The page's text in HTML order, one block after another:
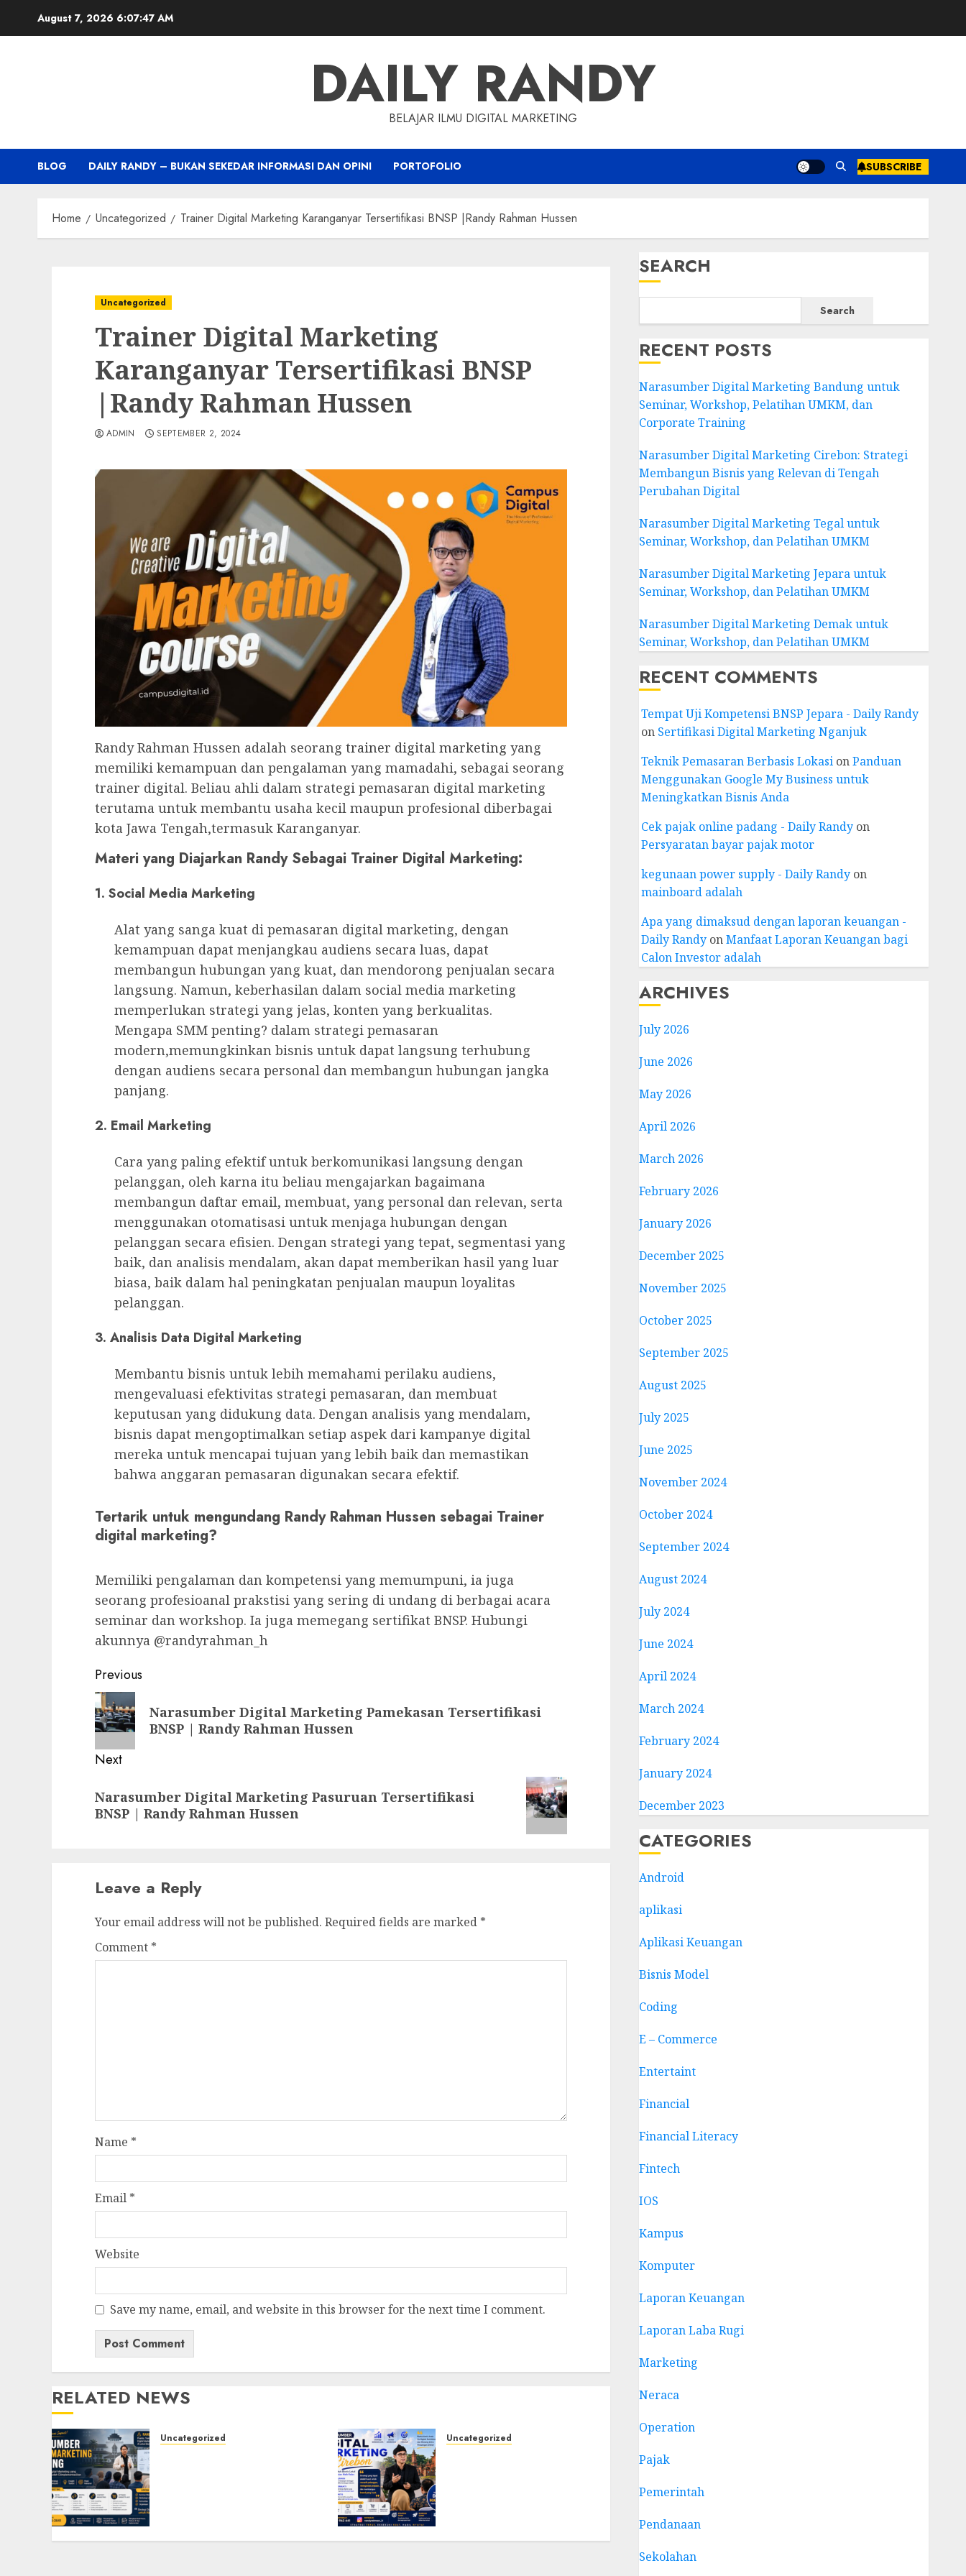
August 7, 2026 6:07:47 AM
DAILY RANDY
BELAJAR ILMU DIGITAL MARKETING
BLOG DAILY RANDY – BUKAN SEKEDAR INFORMASI DAN OPINI PORTOFOLIO SUBSCRIBE
Home Uncategorized Trainer Digital Marketing Karanganyar Tersertifikasi BNSP |Randy Rahman Hussen
Uncategorized
Trainer Digital Marketing
Karanganyar Tersertifikasi BNSP
|Randy Rahman Hussen
ADMIN SEPTEMBER 2, 2024
Randy Rahman Hussen adalah seorang trainer digital marketing yang
memiliki kemampuan dan pengalaman yang mamadahi, sebagai seorang
trainer digital. Beliau ahli dalam strategi pemasaran digital marketing
terutama untuk membantu usaha kecil maupun profesional diberbagai
kota Jawa Tengah,termasuk Karanganyar.
Materi yang Diajarkan Randy Sebagai Trainer Digital Marketing:
1. Social Media Marketing
Alat yang sanga kuat di pemasaran digital marketing, dengan
kemampuan dapat menjangkau audiens secara luas, dapat
membangun hubungan yang kuat, dan mendorong penjualan secara
langsung. Namun, keberhasilan dalam social media marketing
memperlukan strategi yang jelas, konten yang berkualitas.
Mengapa SMM penting? dalam strategi pemasaran
modern,memungkinkan bisnis untuk dapat langsung terhubung
dengan audiens secara personal dan membangun hubungan jangka
panjang.
2. Email Marketing
Cara yang paling efektif untuk berkomunikasi langsung dengan
pelanggan, oleh karna itu beliau mengajarkan bagaimana
membangun daftar email, membuat, yang personal dan relevan, serta
menggunakan otomatisasi untuk menjaga hubungan dengan
pelanggan secara efisien. Dengan strategi yang tepat, segmentasi yang
baik, dan analisis mendalam, akan dapat memberikan hasil yang luar
biasa, baik dalam hal peningkatan penjualan maupun loyalitas
pelanggan.
3. Analisis Data Digital Marketing
Membantu bisnis untuk lebih memahami perilaku audiens,
mengevaluasi efektivitas strategi pemasaran, dan membuat
keputusan yang didukung data. Dengan analisis yang mendalam,
bisnis dapat mengoptimalkan setiap aspek dari kampanye digital
mereka untuk mencapai tujuan yang lebih baik dan memastikan
bahwa anggaran pemasaran digunakan secara efektif.
Tertarik untuk mengundang Randy Rahman Hussen sebagai Trainer
digital marketing?
Memiliki pengalaman dan kompetensi yang memumpuni, ia juga
seorang profesioanal prakstisi yang sering di undang di berbagai acara
seminar dan workshop. Ia juga memegang sertifikat BNSP. Hubungi
akunnya @randyrahman_h
Post
navigation
Previous
Previous
post:
Narasumber Digital Marketing Pamekasan Tersertifikasi
BNSP | Randy Rahman Hussen
Next
post:
Narasumber Digital Marketing Pasuruan Tersertifikasi
BNSP | Randy Rahman Hussen
Leave a Reply
Your email address will not be published. Required fields are marked *
Comment *
Name *
Email *
Website
Save my name, email, and website in this browser for the next time I comment.
RELATED NEWS
Uncategorized Uncategorized
SEARCH
Search
RECENT POSTS
Narasumber Digital Marketing Bandung untuk
Seminar, Workshop, Pelatihan UMKM, dan
Corporate Training
Narasumber Digital Marketing Cirebon: Strategi
Membangun Bisnis yang Relevan di Tengah
Perubahan Digital
Narasumber Digital Marketing Tegal untuk
Seminar, Workshop, dan Pelatihan UMKM
Narasumber Digital Marketing Jepara untuk
Seminar, Workshop, dan Pelatihan UMKM
Narasumber Digital Marketing Demak untuk
Seminar, Workshop, dan Pelatihan UMKM
RECENT COMMENTS
Tempat Uji Kompetensi BNSP Jepara - Daily Randy
on Sertifikasi Digital Marketing Nganjuk
Teknik Pemasaran Berbasis LokasionPanduan
Menggunakan Google My Business untuk
Meningkatkan Bisnis Anda
Cek pajak online padang - Daily Randyon
Persyaratan bayar pajak motor
kegunaan power supply - Daily Randyon
mainboard adalah
Apa yang dimaksud dengan laporan keuangan -
Daily RandyonManfaat Laporan Keuangan bagi
Calon Investor adalah
ARCHIVES
July 2026
June 2026
May 2026
April 2026
March 2026
February 2026
January 2026
December 2025
November 2025
October 2025
September 2025
August 2025
July 2025
June 2025
November 2024
October 2024
September 2024
August 2024
July 2024
June 2024
April 2024
March 2024
February 2024
January 2024
December 2023
CATEGORIES
Android
aplikasi
Aplikasi Keuangan
Bisnis Model
Coding
E – Commerce
Entertaint
Financial
Financial Literacy
Fintech
IOS
Kampus
Komputer
Laporan Keuangan
Laporan Laba Rugi
Marketing
Neraca
Operation
Pajak
Pemerintah
Pendanaan
Sekolahan